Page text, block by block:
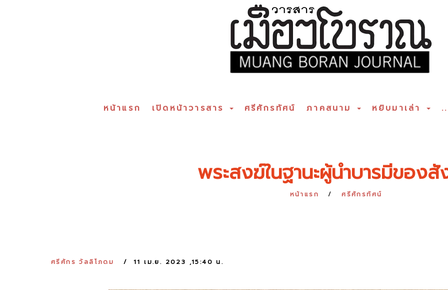
หน้าแรก เปิดหน้าวารสาร ศรีศักรทัศน์ ภาคสนาม หยิบมาเล่า
พระสงฆ์ในฐานะผู้นำบารมีของ
หน้าแรก ศรีศักรทัศน์
ศรีศักร วัลลิโภดม 11 เม.ย. 2023 ,15:40 น.